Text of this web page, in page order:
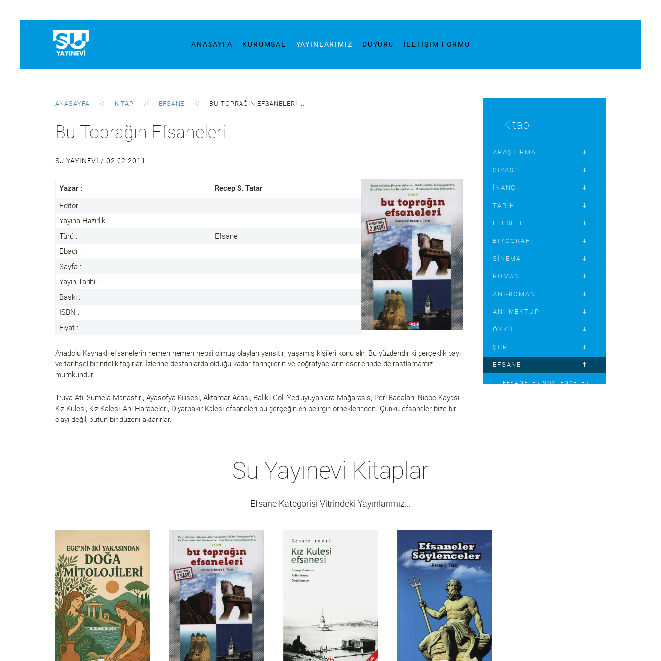
ANASAYFA KURUMSAL YAYINLARIMIZ DUYURU İLETIŞIM FORMU
ANASAYFA KITAP EFSANE BU TOPRAĞIN EFSANELERI ...
Bu Toprağın Efsaneleri
SU YAYINEVI / 02.02.2011
Yazar :
Recep S. Tatar
Editör :
Yayına Hazırlık :
Türü :
Efsane
Ebadı :
Sayfa :
Yayın Tarihi :
Baskı :
ISBN :
Fiyat :
Anadolu Kaynaklı efsanelerin hemen hemen hepsi olmuş olayları yansıtır; yaşamış kişileri konu alır. Bu yüzdendir ki gerçeklik payı
ve tarihsel bir nitelik taşırlar. İzlerine destanlarda olduğu kadar tarihçilerin ve coğrafyacıların eserlerinde de rastlamamız
mümkündür.
Truva Atı, Sümela Manastırı, Ayasofya Kilisesi, Aktamar Adası, Balıklı Göl, Yediuyuyanlara Mağarasıs, Peri Bacaları, Niobe Kayası,
Kız Kulesi, Kız Kalesi, Ani Harabeleri, Diyarbakır Kalesi efsaneleri bu gerçeğin en belirgin örneklerinden. Çünkü efsaneler bize bir
olayı değil, bütün bir düzeni aktarırlar.
Kitap
ARAŞTIRMA
SIYASI
İNANÇ
TARIH
FELSEFE
BIYOGRAFI
SINEMA
ROMAN
ANI-ROMAN
ANI-MEKTUP
ÖYKÜ
ŞIIR
EFSANE
EFSANELER SÖYLENCELER
Su Yayınevi Kitaplar
Efsane Kategorisi Vitrindeki Yayınlarımız...